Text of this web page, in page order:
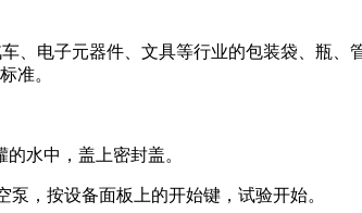
、电子元器件、文具等行业的包装袋、瓶
准。
水中，盖上密封盖。
泵，按设备面板上的开始键，试验开始。